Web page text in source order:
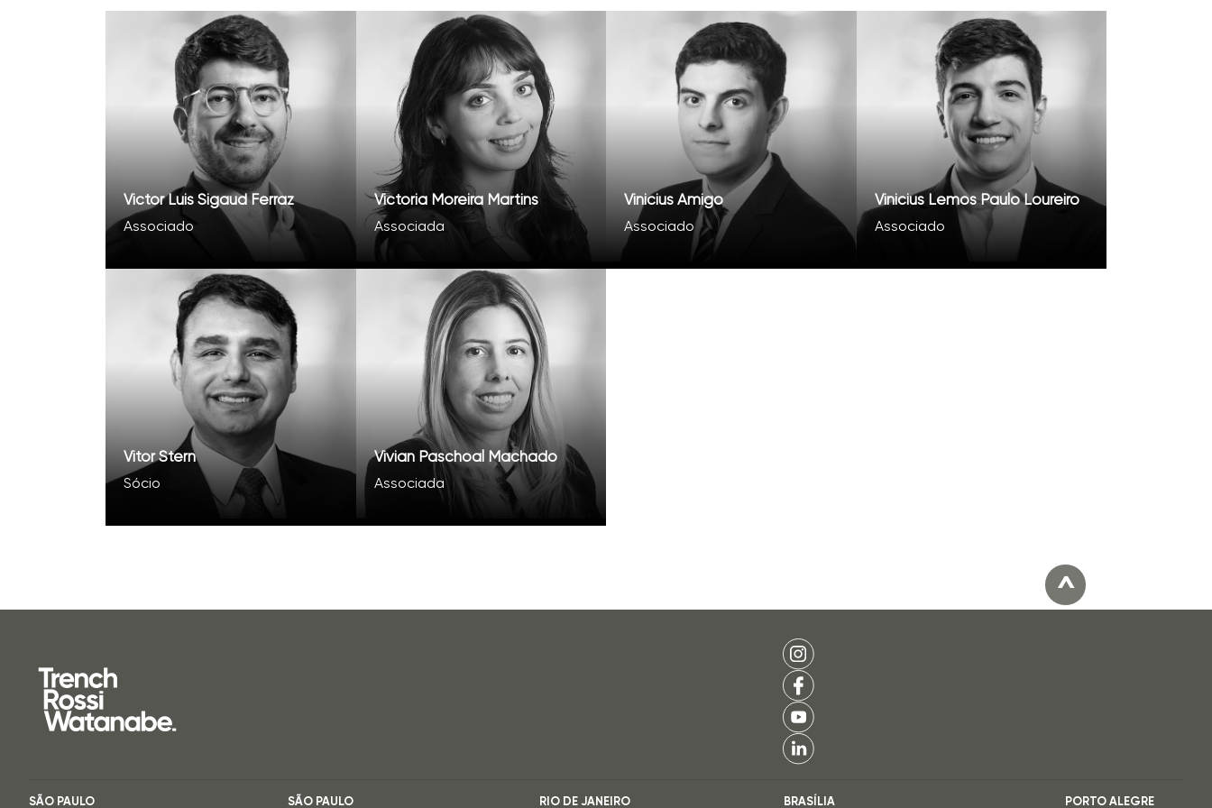
Victor Luis Sigaud Ferraz
Associado
Victoria Moreira Martins
Associada
Vinicius Amigo
Associado
Vinicius Lemos Paulo Loureiro
Associado
Vitor Stern
Sócio
Vivian Paschoal Machado
Associada
^
SÃO PAULO SÃO PAULO RIO DE JANEIRO BRASÍLIA PORTO ALEGRE